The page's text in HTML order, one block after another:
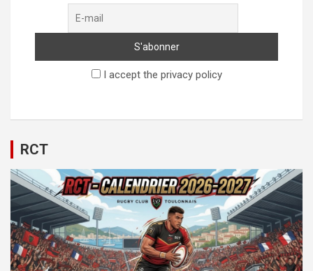
I accept the privacy policy
RCT